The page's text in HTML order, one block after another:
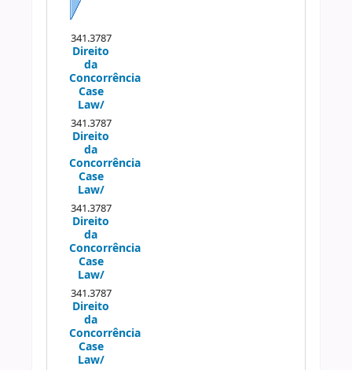
341.3787
Direito
da
Concorrência
Case
Law/
341.3787
Direito
da
Concorrência
Case
Law/
341.3787
Direito
da
Concorrência
Case
Law/
341.3787
Direito
da
Concorrência
Case
Law/